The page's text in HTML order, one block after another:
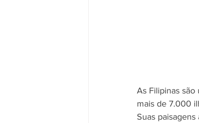
As Filipinas
mais de 7.000
Suas